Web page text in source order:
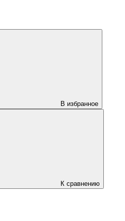
В избранное
К сравнению